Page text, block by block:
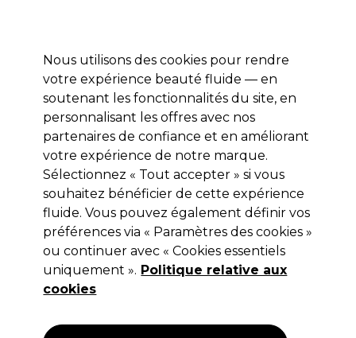
Se connecter
Marques Bons plans Coiffure Electro et Matériel
Livraison et délais
lire la suite
Andreia Professional
Andreia Professional Lab Traitement
pour les ongles - Repair Complex
10.5ml
(0)
4,19 €TVA incluse)
Nous utilisons des cookies pour rendre
votre expérience beauté fluide — en
soutenant les fonctionnalités du site, en
personnalisant les offres avec nos
partenaires de confiance et en améliorant
votre expérience de notre marque.
Sélectionnez « Tout accepter » si vous
souhaitez bénéficier de cette expérience
fluide. Vous pouvez également définir vos
préférences via « Paramètres des cookies »
ou continuer avec « Cookies essentiels
uniquement ». Politique relative aux
cookies